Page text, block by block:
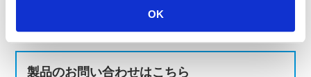
OK
製品のお問い合わせはこちら